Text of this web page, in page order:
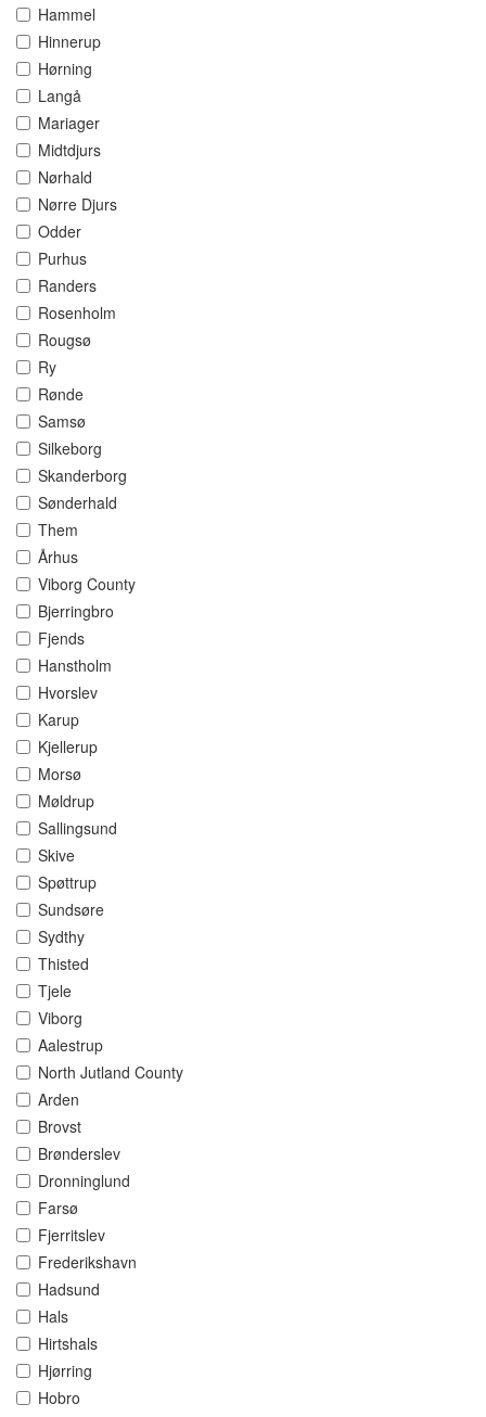
Hammel
Hinnerup
Hørning
Langå
Mariager
Midtdjurs
Nørhald
Nørre Djurs
Odder
Purhus
Randers
Rosenholm
Rougsø
Ry
Rønde
Samsø
Silkeborg
Skanderborg
Sønderhald
Them
Århus
Viborg County
Bjerringbro
Fjends
Hanstholm
Hvorslev
Karup
Kjellerup
Morsø
Møldrup
Sallingsund
Skive
Spøttrup
Sundsøre
Sydthy
Thisted
Tjele
Viborg
Aalestrup
North Jutland County
Arden
Brovst
Brønderslev
Dronninglund
Farsø
Fjerritslev
Frederikshavn
Hadsund
Hals
Hirtshals
Hjørring
Hobro